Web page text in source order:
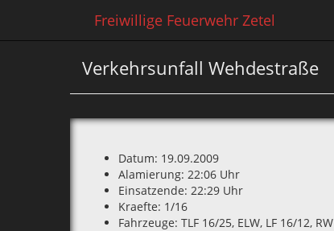
Freiwillige Feuerwehr Zetel
Verkehrsunfall Wehdestraße
Datum: 19.09.2009
Alamierung: 22:06 Uhr
Einsatzende: 22:29 Uhr
Kraefte: 1/16
Fahrzeuge: TLF 16/25‚ ELW‚ LF 16/12‚ RW